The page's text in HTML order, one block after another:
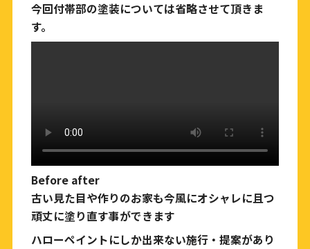
今回付帯部の塗装については省略させて頂きま
す。
Before after
古い見た目や作りのお家も今風にオシャレに且つ
頑丈に塗り直す事ができます
ハローペイントにしか出来ない施行・提案があり